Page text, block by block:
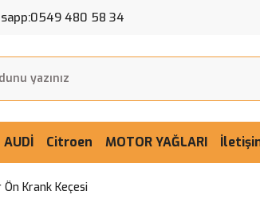
0549 480 58 34
AUDİ Citroen MOTOR YAĞLARI
Krank Keçesi